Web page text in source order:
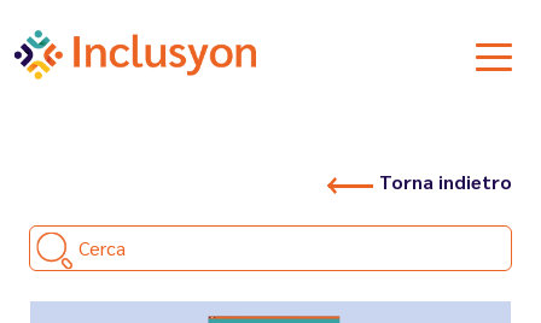
Torna indietro
Cerca